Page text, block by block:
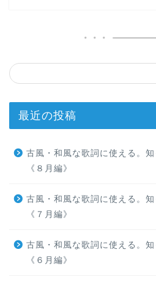
最近の投稿
古風・和風な歌詞に使える。
《８月編》
古風・和風な歌詞に使える。
《７月編》
古風・和風な歌詞に使える。
《６月編》